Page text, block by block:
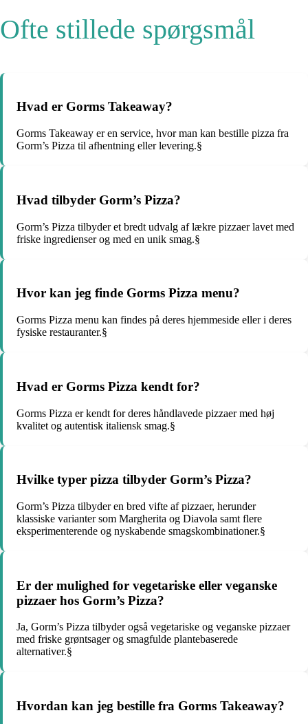
Ofte stillede spørgsmål
Hvad er Gorms Takeaway?
Gorms Takeaway er en service, hvor man kan bestille pizza fra
Gorm’s Pizza til afhentning eller levering.§
Hvad tilbyder Gorm’s Pizza?
Gorm’s Pizza tilbyder et bredt udvalg af lækre pizzaer lavet med
friske ingredienser og med en unik smag.§
Hvor kan jeg finde Gorms Pizza menu?
Gorms Pizza menu kan findes på deres hjemmeside eller i deres
fysiske restauranter.§
Hvad er Gorms Pizza kendt for?
Gorms Pizza er kendt for deres håndlavede pizzaer med høj
kvalitet og autentisk italiensk smag.§
Hvilke typer pizza tilbyder Gorm’s Pizza?
Gorm’s Pizza tilbyder en bred vifte af pizzaer, herunder
klassiske varianter som Margherita og Diavola samt flere
eksperimenterende og nyskabende smagskombinationer.§
Er der mulighed for vegetariske eller veganske
pizzaer hos Gorm’s Pizza?
Ja, Gorm’s Pizza tilbyder også vegetariske og veganske pizzaer
med friske grøntsager og smagfulde plantebaserede
alternativer.§
Hvordan kan jeg bestille fra Gorms Takeaway?